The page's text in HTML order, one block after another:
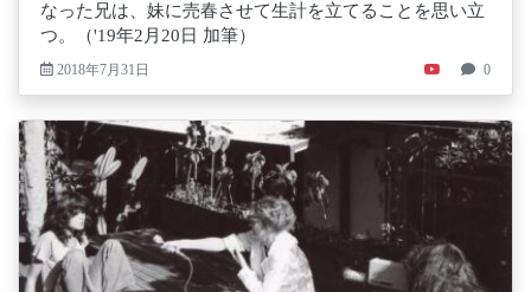
なった兄は、妹に売春させて生計を立てることを思い立
つ。（'19年2月20日 加筆）
2018年7月31日 0